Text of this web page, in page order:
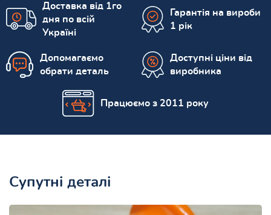
Доставка від 1го
дня по всій
Україні
Гарантія на вироби
1 рік
Допомагаємо
обрати деталь
Доступні ціни від
виробника
Працюємо з 2011 року
Супутні деталі